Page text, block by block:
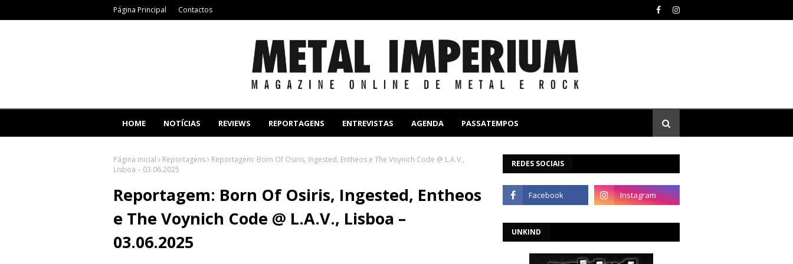
Página Principal Contactos
HOME NOTÍCIAS REVIEWS REPORTAGENS ENTREVISTAS AGENDA PASSATEMPOS
Página inicial Reportagens
Reportagem: Born Of Osiris, Ingested, Entheos e The Voynich Code @ L.A.V.,
Lisboa – 03.06.2025
Reportagem: Born Of Osiris, Ingested, Entheos
e The Voynich Code @ L.A.V., Lisboa –
03.06.2025
REDES SOCIAIS
UNKIND